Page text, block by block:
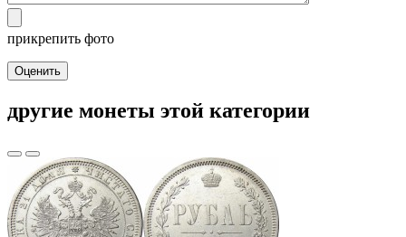
прикрепить фото
Оценить
другие монеты этой категории